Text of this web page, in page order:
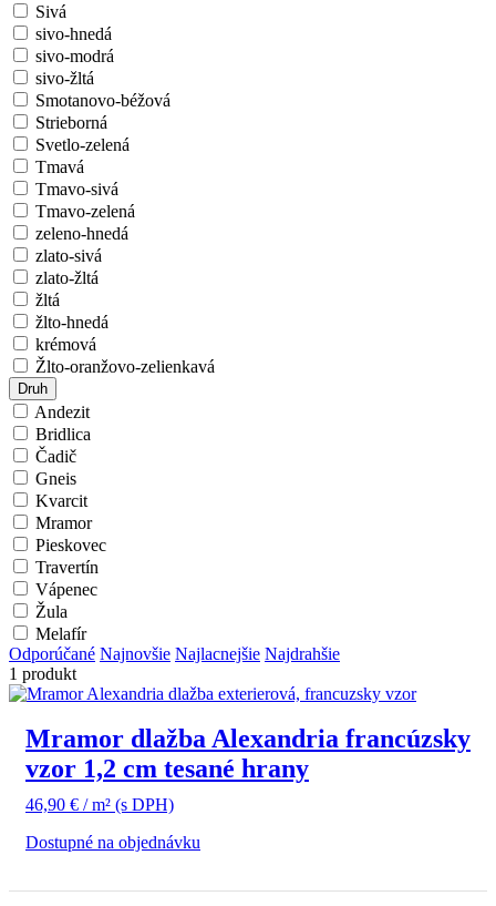
Sivá
sivo-hnedá
sivo-modrá
sivo-žltá
Smotanovo-béžová
Strieborná
Svetlo-zelená
Tmavá
Tmavo-sivá
Tmavo-zelená
zeleno-hnedá
zlato-sivá
zlato-žltá
žltá
žlto-hnedá
krémová
Žlto-oranžovo-zelienkavá
Druh
Andezit
Bridlica
Čadič
Gneis
Kvarcit
Mramor
Pieskovec
Travertín
Vápenec
Žula
Melafír
Odporúčané Najnovšie Najlacnejšie Najdrahšie
1 produkt
Mramor dlažba Alexandria francúzsky
vzor 1,2 cm tesané hrany
46,90 € / m² (s DPH)
Dostupné na objednávku